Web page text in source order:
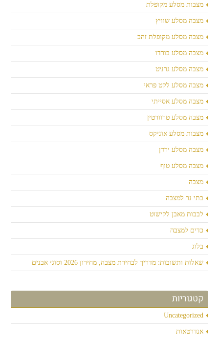
מצבות מסלע מקופלת
מצבה מסלע שוויץ
מצבה מסלע מקופלת זהב
מצבה מסלע בורדו
מצבה מסלע גרניט
מצבה מסלע לקט פראי
מצבה מסלע אסייתי
מצבה מסלע טרוורטין
מצבות מסלע אוניקס
מצבה מסלע ירדן
מצבה מסלע טוף
מצבה
בתי נר למצבה
לבבות מאבן לקישוט
כדים למצבה
בלוג
שאלות ותשובות: מדריך לבחירת מצבה, מחירון 2026 וסוגי אבנים
קטגוריות
Uncategorized
אנדרטאות